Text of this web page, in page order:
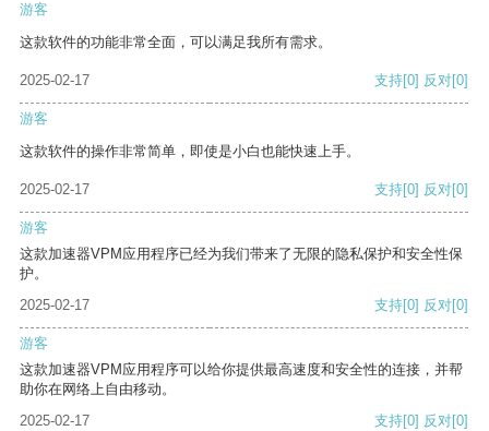
游客
这款软件的功能非常全面，可以满足我所有需求。
2025-02-17 支持[0] 反对[0]
游客
这款软件的操作非常简单，即使是小白也能快速上手。
2025-02-17 支持[0] 反对[0]
游客
这款加速器VPM应用程序已经为我们带来了无限的隐私保护和安全性保
护。
2025-02-17
支持[0] 反对[0]
游客
这款加速器VPM应用程序可以给你提供最高速度和安全性的连接，并帮
助你在网络上自由移动。
2025-02-17
支持[0] 反对[0]